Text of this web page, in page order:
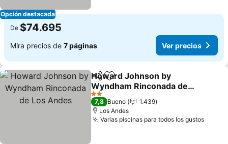
Opción destacada
De $74.695
Mira precios de 7 páginas Ver precios
CompartirAgregar a favoritos
Howard Johnson by
Wyndham Rinconada de
Los Andes
2 Estrellas
7,8 Bueno
1.439
Los Andes
Varias piscinas para todos los gustos